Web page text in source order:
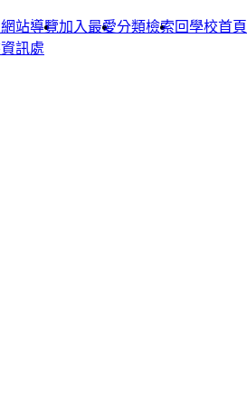
回學校首頁
分類檢索
加入最愛
網站導覽